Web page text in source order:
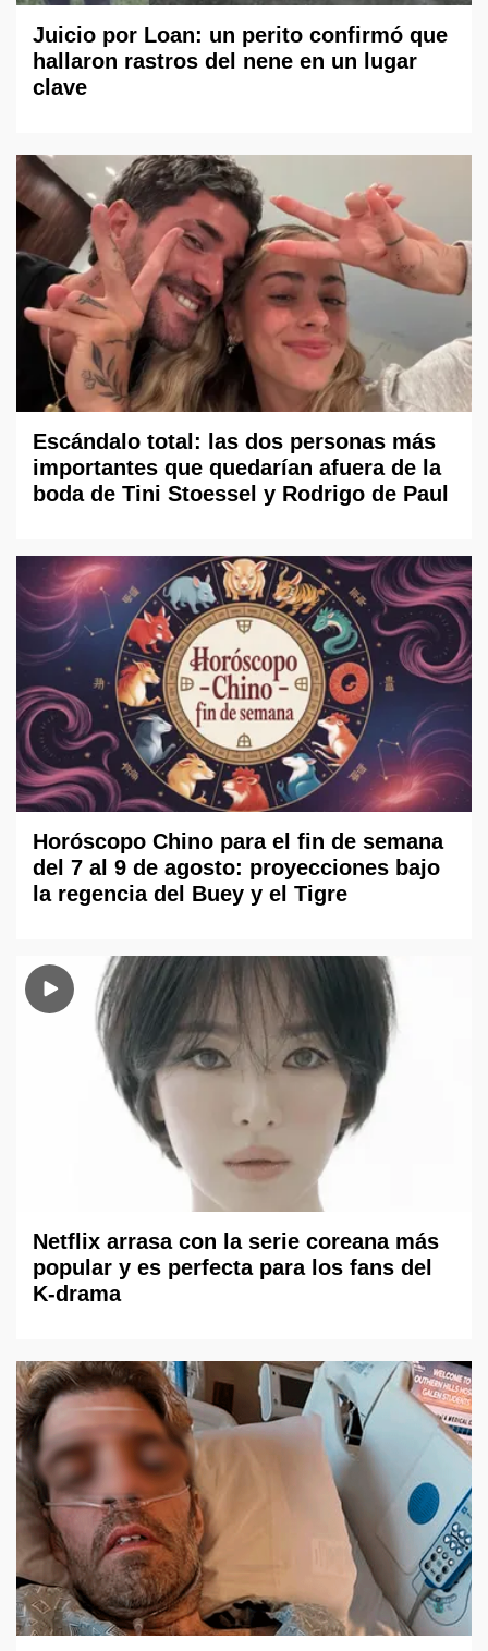
Juicio por Loan: un perito confirmó que
hallaron rastros del nene en un lugar
clave
Escándalo total: las dos personas más
importantes que quedarían afuera de la
boda de Tini Stoessel y Rodrigo de Paul
Horóscopo Chino para el fin de semana
del 7 al 9 de agosto: proyecciones bajo
la regencia del Buey y el Tigre
Netflix arrasa con la serie coreana más
popular y es perfecta para los fans del
K-drama